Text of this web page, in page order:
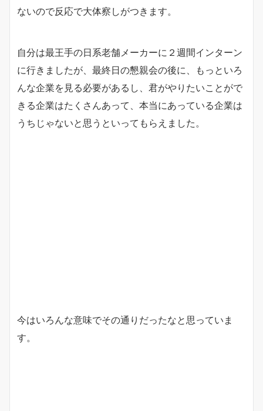
ないので反応で大体察しがつきます。
自分は最王手の日系老舗メーカーに２週間インターン
に行きましたが、最終日の懇親会の後に、もっといろ
んな企業を見る必要があるし、君がやりたいことがで
きる企業はたくさんあって、本当にあっている企業は
うちじゃないと思うといってもらえました。
今はいろんな意味でその通りだったなと思っていま
す。